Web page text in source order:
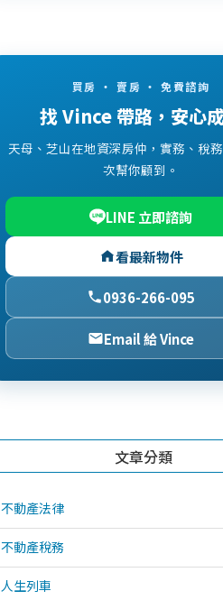
買房 ・ 賣房 ・ 免費諮詢
找 Vince 帶路，安心
天母、芝山在地資深房仲，實務、稅
次幫你顧到。
LINE 立即諮詢
看最新物件
0936-266-095
Email 給 Vince
文章分類
不動產法律
不動產稅務
人生列車